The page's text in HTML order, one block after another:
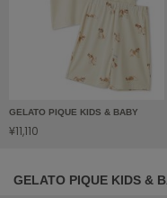
ラート
le
ル
GELATO PIQUE KIDS & BABY
¥11,110
GELATO PIQUE KIDS &